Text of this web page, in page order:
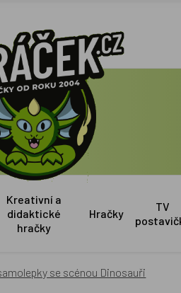
Kreativní a
didaktické
hračky
Hračky
TV
se scénou Dinosauři